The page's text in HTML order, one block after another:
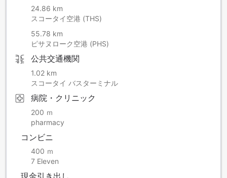
24.86 km
スコータイ空港 (THS)
55.78 km
ピサヌローク空港 (PHS)
公共交通機関
1.02 km
スコータイ バスターミナル
病院・クリニック
200 ｍ
pharmacy
コンビニ
400 ｍ
7 Eleven